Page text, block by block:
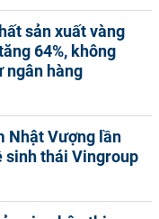
sản xuất vàng
64%, không
ngân hàng
Nhật Vượng lần
sinh thái Vingroup